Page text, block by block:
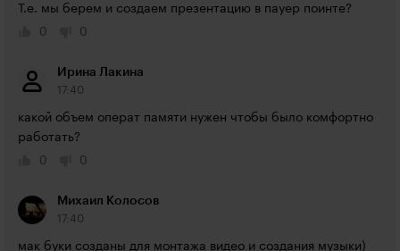
Т.е. мы берем и создаем презентацию в пауер поинте?
0
0
Ирина Лакина
17:40
какой объем операт памяти нужен чтобы было комфортно
работать?
0
0
Михаил Колосов
17:40
мак буки созданы для монтажа видео и создания музыки)